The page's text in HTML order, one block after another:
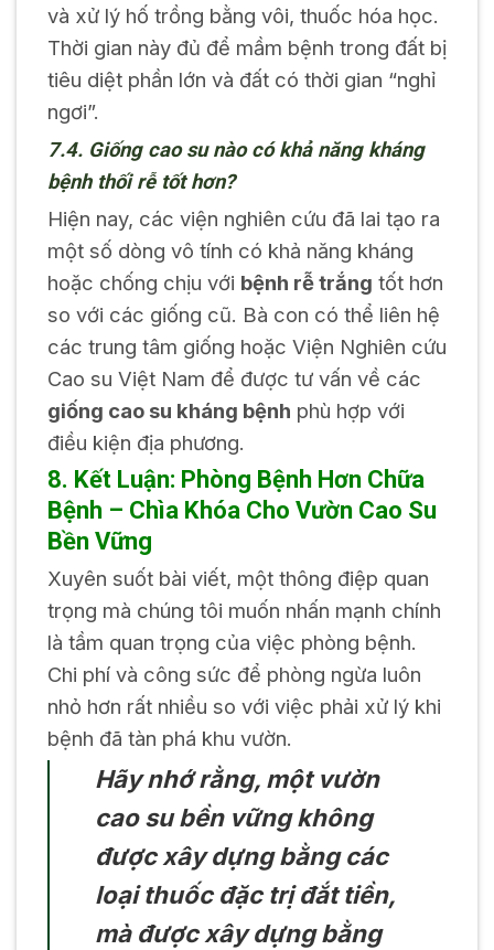
và xử lý hố trồng bằng vôi, thuốc hóa học.
Thời gian này đủ để mầm bệnh trong đất bị
tiêu diệt phần lớn và đất có thời gian “nghỉ
ngơi”.
7.4. Giống cao su nào có khả năng kháng
bệnh thối rễ tốt hơn?
Hiện nay, các viện nghiên cứu đã lai tạo ra
một số dòng vô tính có khả năng kháng
hoặc chống chịu với bệnh rễ trắng tốt hơn
so với các giống cũ. Bà con có thể liên hệ
các trung tâm giống hoặc Viện Nghiên cứu
Cao su Việt Nam để được tư vấn về các
giống cao su kháng bệnh phù hợp với
điều kiện địa phương.
8. Kết Luận: Phòng Bệnh Hơn Chữa
Bệnh – Chìa Khóa Cho Vườn Cao Su
Bền Vững
Xuyên suốt bài viết, một thông điệp quan
trọng mà chúng tôi muốn nhấn mạnh chính
là tầm quan trọng của việc phòng bệnh.
Chi phí và công sức để phòng ngừa luôn
nhỏ hơn rất nhiều so với việc phải xử lý khi
bệnh đã tàn phá khu vườn.
Hãy nhớ rằng, một vườn
cao su bền vững không
được xây dựng bằng các
loại thuốc đặc trị đắt tiền,
mà được xây dựng bằng